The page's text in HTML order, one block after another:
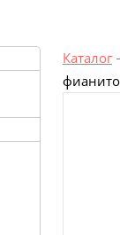
Каталог